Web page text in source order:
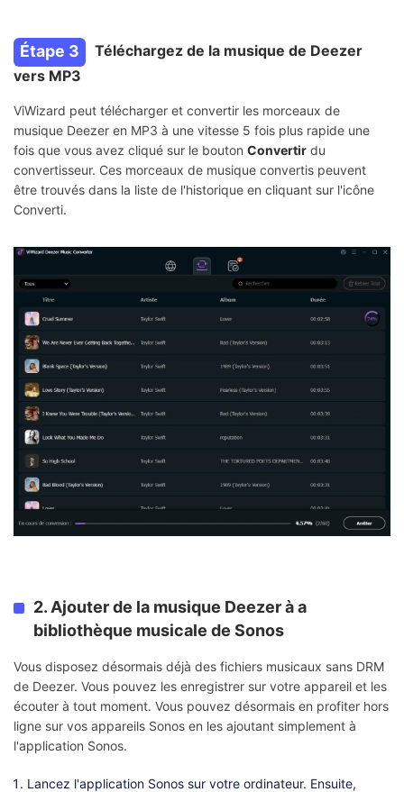
Étape 3
Téléchargez de la musique de Deezer
vers MP3
ViWizard peut télécharger et convertir les morceaux de
musique Deezer en MP3 à une vitesse 5 fois plus rapide une
fois que vous avez cliqué sur le bouton Convertir du
convertisseur. Ces morceaux de musique convertis peuvent
être trouvés dans la liste de l'historique en cliquant sur l'icône
Converti.
2. Ajouter de la musique Deezer à a
bibliothèque musicale de Sonos
Vous disposez désormais déjà des fichiers musicaux sans DRM
de Deezer. Vous pouvez les enregistrer sur votre appareil et les
écouter à tout moment. Vous pouvez désormais en profiter hors
ligne sur vos appareils Sonos en les ajoutant simplement à
l'application Sonos.
Lancez l'application Sonos sur votre ordinateur. Ensuite,